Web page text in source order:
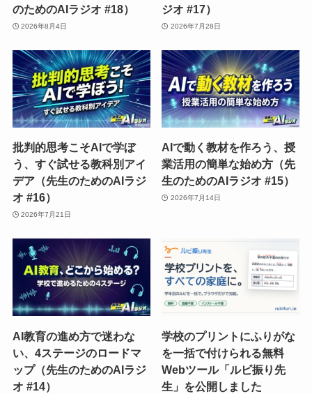
のためのAIラジオ #18）
2026年8月4日
ジオ #17）
2026年7月28日
批判的思考こそAIで学ぼ
う、すぐ試せる教科別アイ
デア（先生のためのAIラジ
オ #16）
2026年7月21日
AIで動く教材を作ろう、授
業活用の簡単な始め方（先
生のためのAIラジオ #15）
2026年7月14日
AI教育の進め方で迷わな
い、4ステージのロードマ
ップ（先生のためのAIラジ
オ #14）
学校のプリントにふりがな
を一括で付けられる無料
Webツール「ルビ振り先
生」を公開しました